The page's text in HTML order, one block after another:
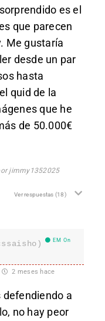
es el
que parecen
Me gustaría
desde un par
hasta
quid de la
que he
de 50.000€
jimmy1352025
Ver respuestas (18)
EM On
2 meses hace
defendiendo a
no hay peor